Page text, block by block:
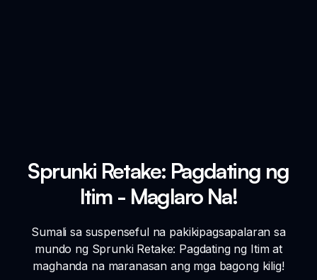
Sprunki Retake: Pagdating ng
Itim - Maglaro Na!
Sumali sa suspenseful na pakikipagsapalaran sa
mundo ng Sprunki Retake: Pagdating ng Itim at
maghanda na maranasan ang mga bagong kilig!